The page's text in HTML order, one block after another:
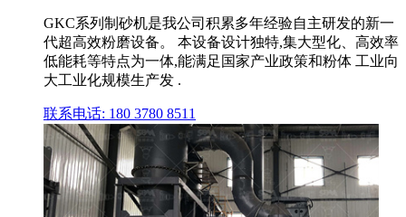
GKC系列制砂机是我公司积累多年经验自主研发的新一
代超高效粉磨设备。 本设备设计独特,集大型化、高效率
低能耗等特点为一体,能满足国家产业政策和粉体 工业向
大工业化规模生产发 .
联系电话: 180 3780 8511